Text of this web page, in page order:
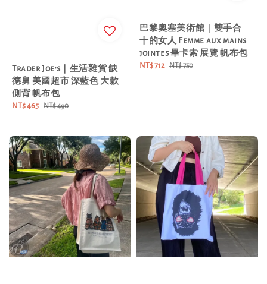
Trader Joe's｜生活雜貨 缺
德舅 美國超市 深藍色 大款
側背 帆布包
Sale
NT$ 465 Regular
NT$ 490
巴黎奧塞美術館｜雙手合
十的女人 Femme aux mains
jointes 畢卡索 展覽 帆布包
Sale
NT$ 712 Regular
NT$ 750